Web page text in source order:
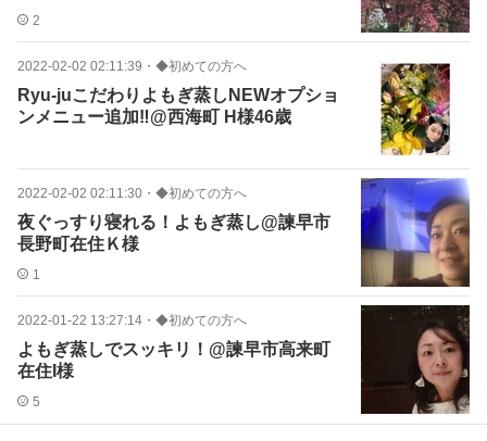
2
2022-02-02 02:11:39 ・ ◆初めての方へ
Ryu-juこだわりよもぎ蒸しNEWオプショ
ンメニュー追加‼️@西海町 H様46歳
2022-02-02 02:11:30 ・ ◆初めての方へ
夜ぐっすり寝れる！よもぎ蒸し@諫早市
長野町在住Ｋ様
1
2022-01-22 13:27:14 ・ ◆初めての方へ
よもぎ蒸しでスッキリ！@諫早市高来町
在住I様
5